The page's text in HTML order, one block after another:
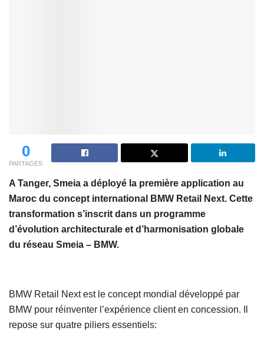
0
PARTAGES
A Tanger, Smeia a déployé la première application au
Maroc du concept international BMW Retail Next. Cette
transformation s’inscrit dans un programme
d’évolution architecturale et d’harmonisation globale
du réseau Smeia – BMW.
BMW Retail Next est le concept mondial développé par
BMW pour réinventer l’expérience client en concession. Il
repose sur quatre piliers essentiels: